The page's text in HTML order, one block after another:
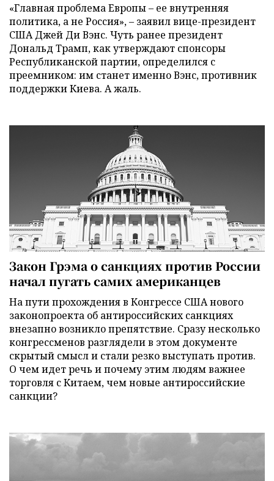
«Главная проблема Европы – ее внутренняя
политика, а не Россия», – заявил вице-президент
США Джей Ди Вэнс. Чуть ранее президент
Дональд Трамп, как утверждают спонсоры
Республиканской партии, определился с
преемником: им станет именно Вэнс, противник
поддержки Киева. А жаль.
Закон Грэма о санкциях против России
начал пугать самих американцев
На пути прохождения в Конгрессе США нового
законопроекта об антироссийских санкциях
внезапно возникло препятствие. Сразу несколько
конгрессменов разглядели в этом документе
скрытый смысл и стали резко выступать против.
О чем идет речь и почему этим людям важнее
торговля с Китаем, чем новые антироссийские
санкции?